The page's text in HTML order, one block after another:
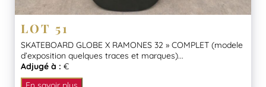
LOT 51
SKATEBOARD GLOBE X RAMONES 32 » COMPLET (modele
d’exposition quelques traces et marques)...
Adjugé à : €